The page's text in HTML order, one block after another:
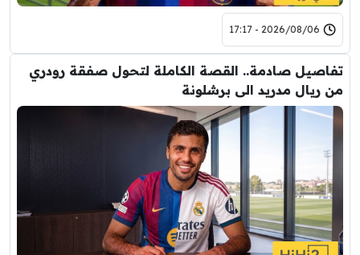
2026/08/06 - 17:17
تفاصيل صادمة.. القصة الكاملة لتحول صفقة رودري
من ريال مدريد الى برشلونة